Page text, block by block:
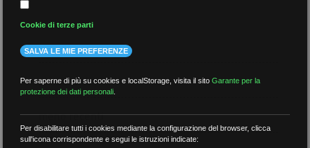
più recenti
meno recenti
Cookie di terze parti
SALVA LE MIE PREFERENZE
Per saperne di più su cookies e localStorage, visita il sitoGarante per la
protezione dei dati personali
Per disabilitare tutti i cookies mediante la configurazione del browser, clicca
sull'icona corrispondente e segui le istruzioni indicate: